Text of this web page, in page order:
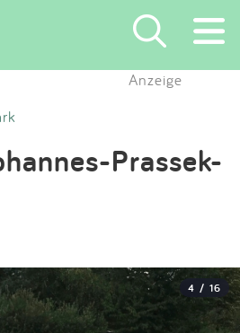
×
Blog
Anzeige
Prassek-
4 / 16